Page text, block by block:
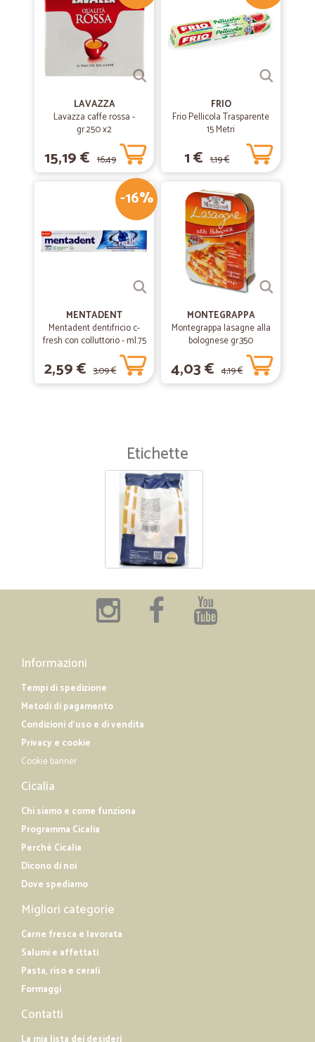
LAVAZZA
Lavazza caffe rossa -
gr.250 x2
15,19 € 16,49
FRIO
Frio Pellicola Trasparente
15 Metri
1 € 1,19 €
-16%
MENTADENT
Mentadent dentifricio c-
fresh con colluttorio - ml.75
2,59 € 3,09 €
MONTEGRAPPA
Montegrappa lasagne alla
bolognese gr.350
4,03 € 4,19 €
Etichette
Informazioni
Tempi di spedizione
Metodi di pagamento
Condizioni d'uso e di vendita
Privacy e cookie
Cookie banner
Cicalia
Chi siamo e come funziona
Programma Cicalia
Perché Cicalia
Dicono di noi
Dove spediamo
Migliori categorie
Carne fresca e lavorata
Salumi e affettati
Pasta, riso e cerali
Formaggi
Contatti